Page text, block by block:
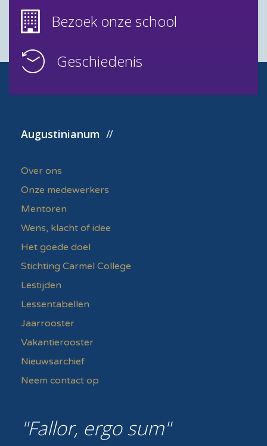
Bezoek onze school
Geschiedenis
Augustinianum
Over ons
Onze medewerkers
Mentoren
Wens, klacht of idee
Het goede doel
Stichting Carmel College
Lestijden
Lessentabellen
Jaarrooster
Vakantierooster
Nieuwsarchief
Neem contact op
Fallor, ergo sum